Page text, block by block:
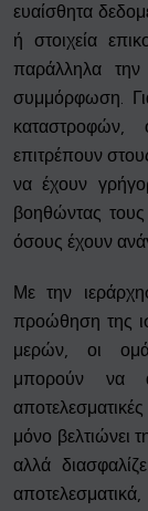
ευαίσθητα
ή στοιχεία
παράλληλα
συμμόρφωση.
καταστροφών,
επιτρέπουν
να έχουν
βοηθώντας
όσους έχουν
Με την
προώθηση της
μερών, οι
μπορούν να
μόνο βελτιώνει
αλλά